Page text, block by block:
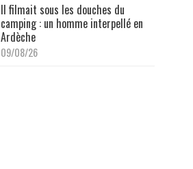
Il filmait sous les douches du
camping : un homme interpellé en
Ardèche
09/08/26